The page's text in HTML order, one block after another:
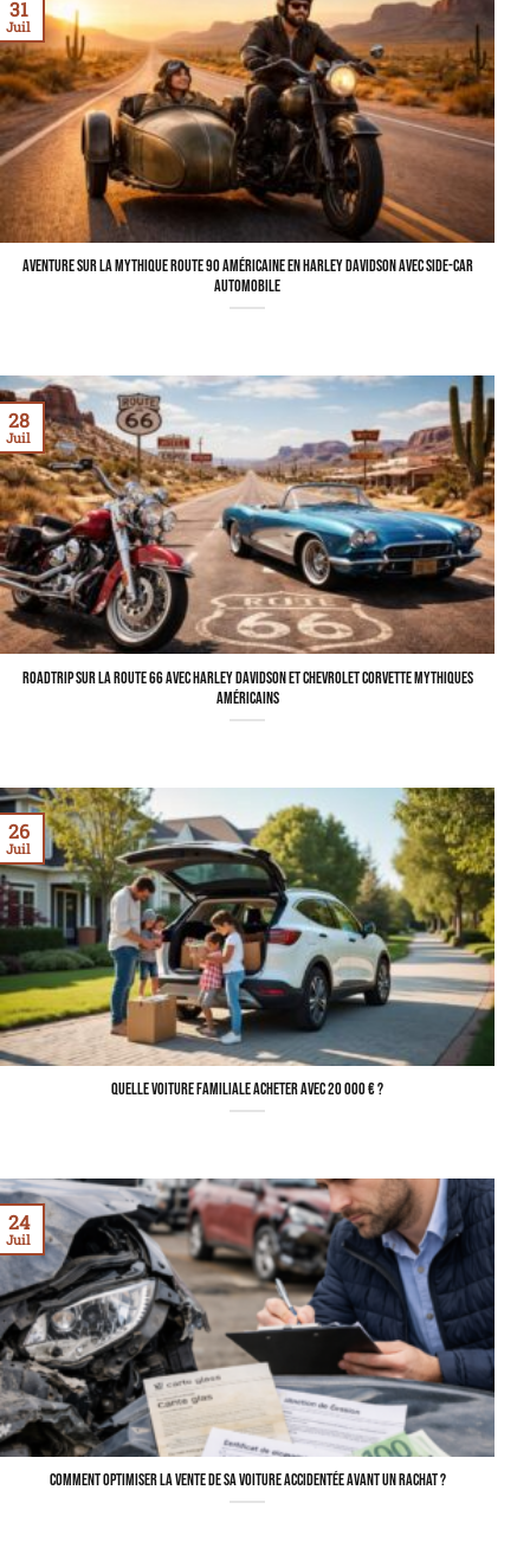
Aventure sur la mythique Route 90 américaine en Harley Davidson avec side-car
automobile
31
Juil
Roadtrip sur la Route 66 avec Harley Davidson et Chevrolet Corvette mythiques
américains
28
Juil
Quelle voiture familiale acheter avec 20 000 € ?
26
Juil
Comment optimiser la vente de sa voiture accidentée avant un rachat ?
24
Juil